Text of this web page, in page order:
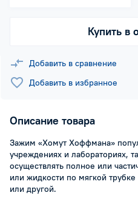
Купить в
Добавить в сравнение
Добавить в избранное
Описание товара
Зажим «Хомут Хоффмана»
учреждениях и лабораториях,
осуществлять полное или
или жидкости по мягкой
или другой.